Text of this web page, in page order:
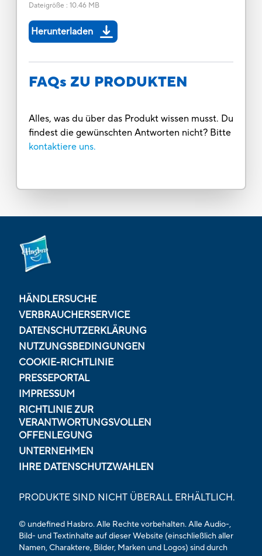
Dateigröße : 10.46 MB
Herunterladen
FAQs ZU PRODUKTEN
Alles, was du über das Produkt wissen musst. Du
findest die gewünschten Antworten nicht? Bitte
kontaktiere uns.
HÄNDLERSUCHE
VERBRAUCHERSERVICE
DATENSCHUTZERKLÄRUNG
NUTZUNGSBEDINGUNGEN
COOKIE-RICHTLINIE
PRESSEPORTAL
IMPRESSUM
RICHTLINIE ZUR
VERANTWORTUNGSVOLLEN
OFFENLEGUNG
UNTERNEHMEN
IHRE DATENSCHUTZWAHLEN
PRODUKTE SIND NICHT ÜBERALL ERHÄLTLICH.
© undefined Hasbro. Alle Rechte vorbehalten. Alle Audio-,
Bild- und Textinhalte auf dieser Website (einschließlich aller
Namen, Charaktere, Bilder, Marken und Logos) sind durch